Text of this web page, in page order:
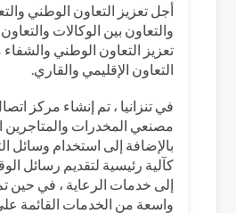
أجل تعزيز التعاون الوطني
والتعاون بين الوكالات
تعزيز التعاون الوطني
التعاون الإقليمي والقاري.
في تنزانيا ، تم إنشاء مركز
مصنعي المخدرات والمتاجرين
بالإضافة إلى استخدام وسائل
كآلية رئيسية لتقديم رسائل
إلى خدمات الرعاية ، في حين
واسعة من الخدمات القائمة على